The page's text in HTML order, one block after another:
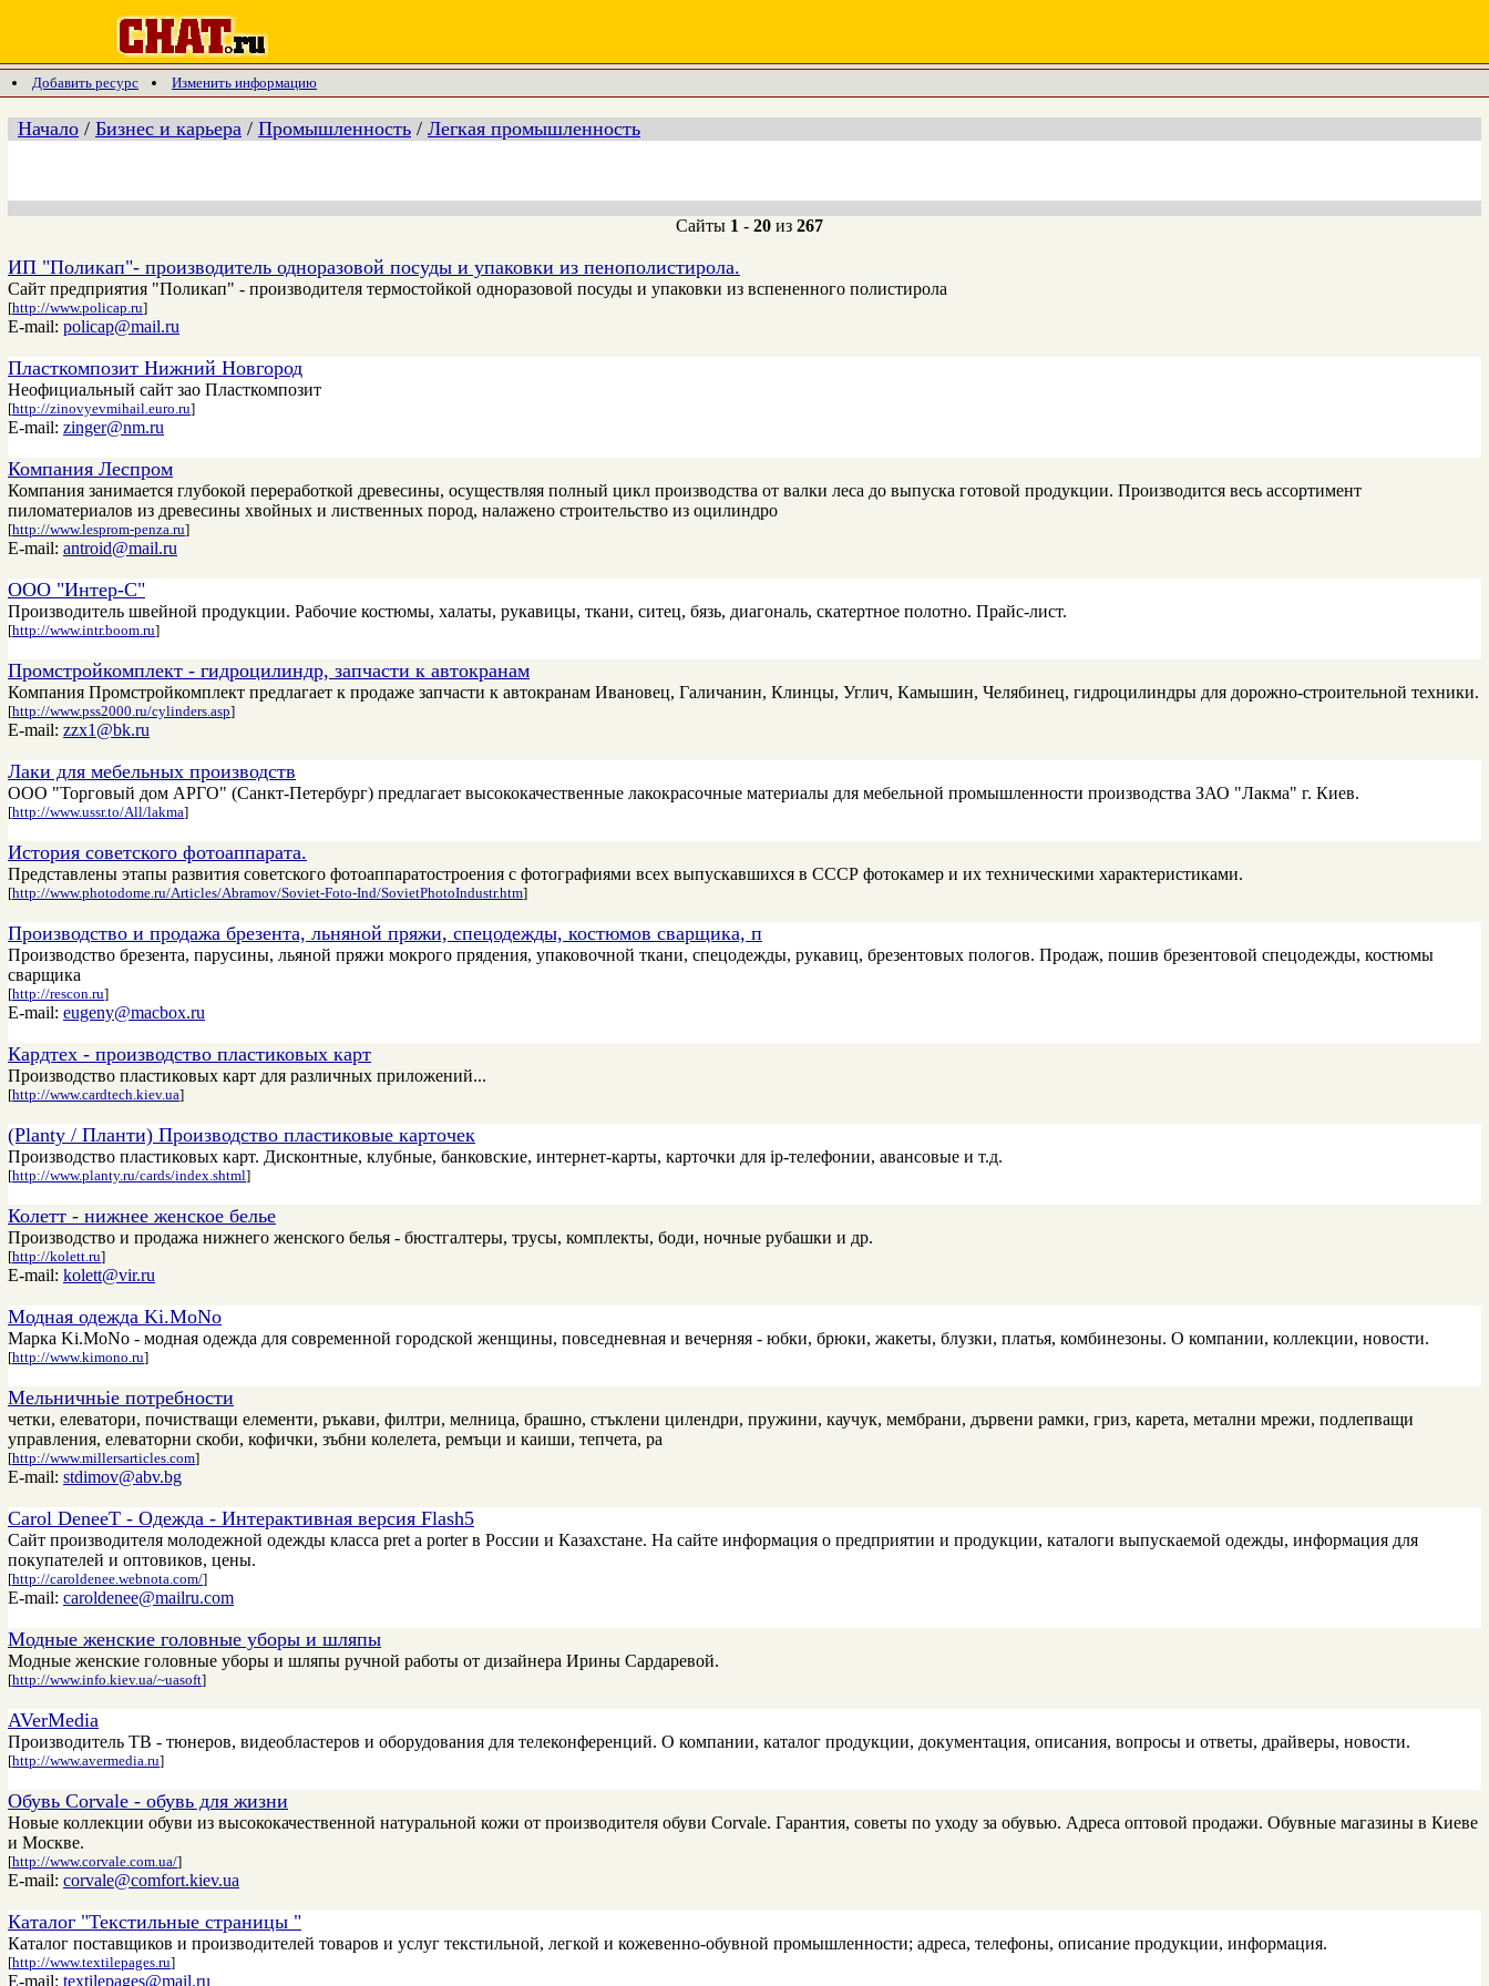
Добавить ресурс Изменить информацию
Начало / Бизнес и карьера / Промышленность / Легкая промышленность
Сайты 1 - 20из 267
ИП "Поликап"- производитель одноразовой посуды и упаковки из пенополистирола.
Сайт предприятия "Поликап" - производителя термостойкой одноразовой посуды и упаковки из вспененного полистирола
[http://www.policap.ru]
E-mail: policap@mail.ru
Пласткомпозит Нижний Новгород
Неофициальный сайт зао Пласткомпозит
[http://zinovyevmihail.euro.ru]
E-mail: zinger@nm.ru
Компания Леспром
Компания занимается глубокой переработкой древесины, осуществляя полный цикл производства от валки леса до выпуска готовой продукции. Производится весь ассортимент
пиломатериалов из древесины хвойных и лиственных пород, налажено строительство из оцилиндро
[http://www.lesprom-penza.ru]
E-mail: antroid@mail.ru
ООО "Интер-С"
Производитель швейной продукции. Рабочие костюмы, халаты, рукавицы, ткани, ситец, бязь, диагональ, скатертное полотно. Прайс-лист.
[http://www.intr.boom.ru]
Промстройкомплект - гидроцилиндр, запчасти к автокранам
Компания Промстройкомплект предлагает к продаже запчасти к автокранам Ивановец, Галичанин, Клинцы, Углич, Камышин, Челябинец, гидроцилиндры для дорожно-строительной техники.
[http://www.pss2000.ru/cylinders.asp]
E-mail: zzx1@bk.ru
Лаки для мебельных производств
ООО "Торговый дом АРГО" (Санкт-Петербург) предлагает высококачественные лакокрасочные материалы для мебельной промышленности производства ЗАО "Лакма" г. Киев.
[http://www.ussr.to/All/lakma]
История советского фотоаппарата.
Представлены этапы развития советского фотоаппаратостроения с фотографиями всех выпускавшихся в СССР фотокамер и их техническими характеристиками.
[http://www.photodome.ru/Articles/Abramov/Soviet-Foto-Ind/SovietPhotoIndustr.htm]
Производство и продажа брезента, льняной пряжи, спецодежды, костюмов сварщика, п
Производство брезента, парусины, льяной пряжи мокрого прядения, упаковочной ткани, спецодежды, рукавиц, брезентовых пологов. Продаж, пошив брезентовой спецодежды, костюмы
сварщика
[http://rescon.ru]
E-mail: eugeny@macbox.ru
Кардтех - производство пластиковых карт
Производство пластиковых карт для различных приложений...
[http://www.cardtech.kiev.ua]
(Planty / Планти) Производство пластиковые карточек
Производство пластиковых карт. Дисконтные, клубные, банковские, интернет-карты, карточки для ip-телефонии, авансовые и т.д.
[http://www.planty.ru/cards/index.shtml]
Колетт - нижнее женское белье
Производство и продажа нижнего женского белья - бюстгалтеры, трусы, комплекты, боди, ночные рубашки и др.
[http://kolett.ru]
E-mail: kolett@vir.ru
Модная одежда Ki.MoNo
Марка Ki.MoNo - модная одежда для современной городской женщины, повседневная и вечерняя - юбки, брюки, жакеты, блузки, платья, комбинезоны. О компании, коллекции, новости.
[http://www.kimono.ru]
Мельничньiе потребности
четки, елеватори, почистващи елементи, ръкави, филтри, мелница, брашно, стъклени цилендри, пружини, каучук, мембрани, дървени рамки, гриз, карета, метални мрежи, подлепващи
управления, елеваторни скоби, кофички, зъбни колелета, ремъци и каиши, тепчета, ра
[http://www.millersarticles.com]
E-mail: stdimov@abv.bg
Carol DeneeT - Одежда - Интерактивная версия Flash5
Сайт производителя молодежной одежды класса pret a porter в России и Казахстане. На сайте информация о предприятии и продукции, каталоги выпускаемой одежды, информация для
покупателей и оптовиков, цены.
[http://caroldenee.webnota.com/]
E-mail: caroldenee@mailru.com
Модные женские головные уборы и шляпы
Модные женские головные уборы и шляпы ручной работы от дизайнера Ирины Сардаревой.
[http://www.info.kiev.ua/~uasoft]
AVerMedia
Производитель ТВ - тюнеров, видеобластеров и оборудования для телеконференций. О компании, каталог продукции, документация, описания, вопросы и ответы, драйверы, новости.
[http://www.avermedia.ru]
Обувь Corvale - обувь для жизни
Новые коллекции обуви из высококачественной натуральной кожи от производителя обуви Corvale. Гарантия, советы по уходу за обувью. Адреса оптовой продажи. Обувные магазины в Киеве
и Москве.
[http://www.corvale.com.ua/]
E-mail: corvale@comfort.kiev.ua
Каталог "Текстильные страницы "
Каталог поставщиков и производителей товаров и услуг текстильной, легкой и кожевенно-обувной промышленности; адреса, телефоны, описание продукции, информация.
[http://www.textilepages.ru]
E-mail: textilepages@mail.ru